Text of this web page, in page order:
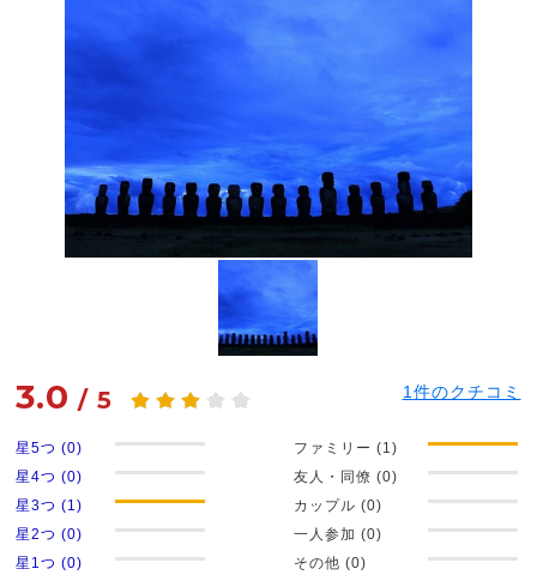
3.0 /5 1件のクチコミ
星5つ (0)
星4つ (0)
星3つ (1)
星2つ (0)
星1つ (0)
ファミリー (1)
友人・同僚 (0)
カップル (0)
一人参加 (0)
その他 (0)